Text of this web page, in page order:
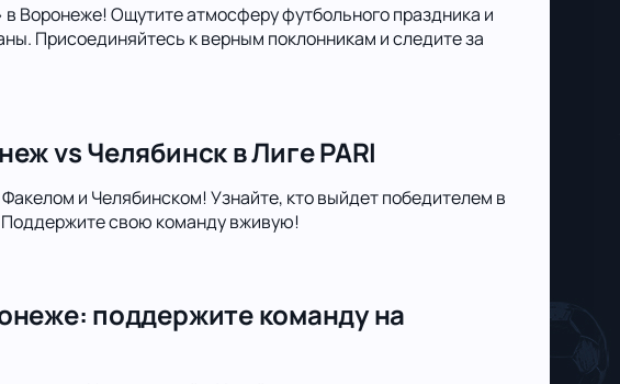
Воронеже! Ощутите атмосферу футбольного праздника и
Присоединяйтесь к верным поклонникам и следите за
vs Челябинск в Лиге PARI
и Челябинском! Узнайте, кто выйдет победителем в
свою команду вживую!
поддержите команду на